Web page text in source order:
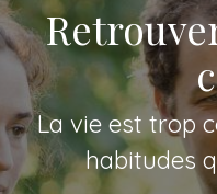
La vie est trop
habitudes